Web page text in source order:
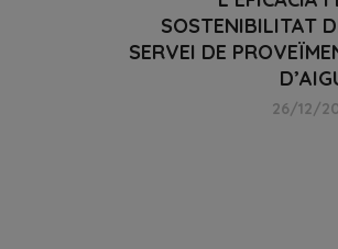
SOSTENIBILITAT
SERVEI DE
26/12/